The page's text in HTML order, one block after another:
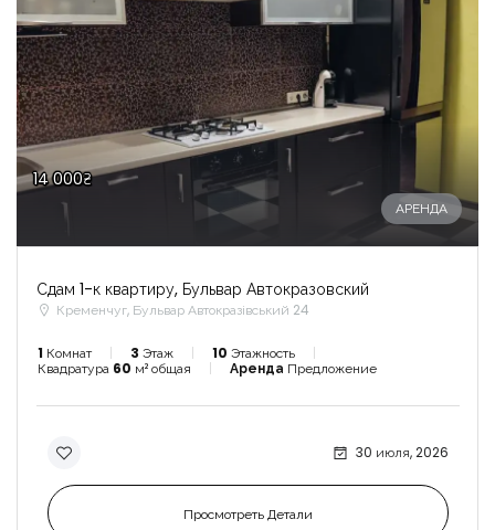
14 000₴
АРЕНДА
Сдам 1-к квартиру, Бульвар Автокразовский
Кременчуг, Бульвар Автокразівський 24
1 Комнат 3 Этаж 10 Этажность
Квадратура 60 м² общая Аренда Предложение
30 июля, 2026
Просмотреть Детали